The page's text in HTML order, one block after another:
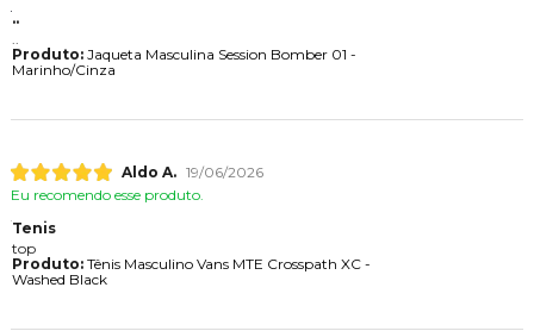
..
..
Produto:Jaqueta Masculina Session Bomber 01 -
Marinho/Cinza
Aldo A. 19/06/2026
Eu recomendo esse produto.
Tenis
top
Produto:Tênis Masculino Vans MTE Crosspath XC -
Washed Black